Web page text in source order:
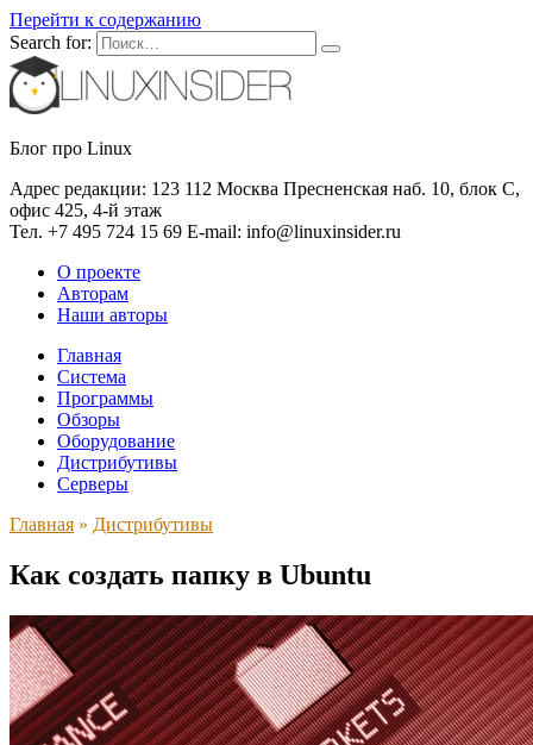
Перейти к содержанию
Search for:
Блог про Linux
Адрес редакции: 123 112 Москва Пресненская наб. 10, блок С,
офис 425, 4-й этаж
Тел. +7 495 724 15 69 E-mail: info@linuxinsider.ru
О проекте
Авторам
Наши авторы
Главная
Система
Программы
Обзоры
Оборудование
Дистрибутивы
Серверы
Главная » Дистрибутивы
Как создать папку в Ubuntu